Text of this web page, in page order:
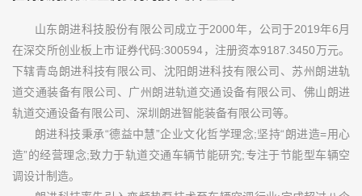
山东朗进科技股份有限公司成立于2000年，公司于2019年6月
在深交所创业板上市证券代码:300594，注册资本9187.3450万元。
下辖青岛朗进科技有限公司、沈阳朗进科技有限公司、苏州朗进轨
道交通装备有限公司、广州朗进轨道交通设备有限公司、佛山朗进
轨道交通设备有限公司、深圳朗进智能装备有限公司等。
朗进科技秉承“德益中慧”企业文化哲学理念;坚持“朗进造=用心
造”的经营理念;致力于轨道交通车辆节能研究;专注于节能型车辆空
调设计制造。